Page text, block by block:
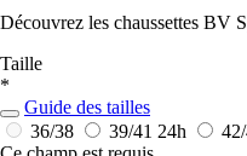
Découvrez les chaussettes BV
Taille
*
Guide des tailles
36/38
39/41 24h